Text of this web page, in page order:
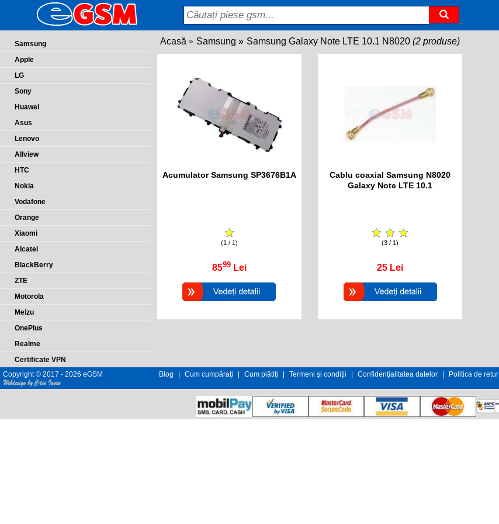
Samsung
Apple
LG
Sony
Huawei
Asus
Lenovo
Allview
HTC
Nokia
Vodafone
Orange
Xiaomi
Alcatel
BlackBerry
ZTE
Motorola
Meizu
OnePlus
Realme
Certificate VPN
Acasă Samsung Samsung Galaxy Note LTE 10.1 N8020 (2 produse)
Acumulator Samsung SP3676B1A
(1 / 1)
8599 Lei
Cablu coaxial Samsung N8020
Galaxy Note LTE 10.1
(3 / 1)
25 Lei
Copyright © 2017 - 2026 eGSM Blog Cum cumpăraţi Cum plătiţi Termeni şi condiţii Confidenţialitatea datelor Politica de retur